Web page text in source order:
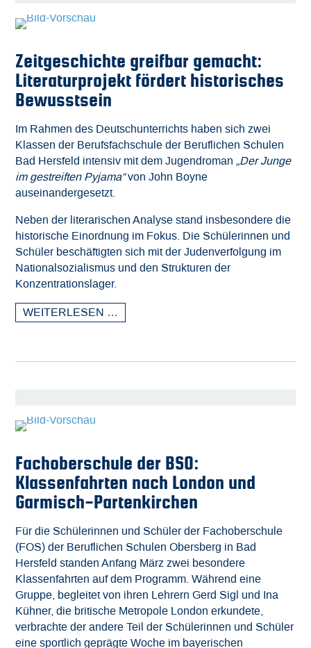
Zeitgeschichte greifbar gemacht:
Literaturprojekt fördert historisches
Bewusstsein
Im Rahmen des Deutschunterrichts haben sich zwei
Klassen der Berufsfachschule der Beruflichen Schulen
Bad Hersfeld intensiv mit dem Jugendroman„Der Junge
im gestreiften Pyjama“von John Boyne
auseinandergesetzt.
Neben der literarischen Analyse stand insbesondere die
historische Einordnung im Fokus. Die Schülerinnen und
Schüler beschäftigten sich mit der Judenverfolgung im
Nationalsozialismus und den Strukturen der
Konzentrationslager.
WEITERLESEN …
Fachoberschule der BSO:
Klassenfahrten nach London und
Garmisch-Partenkirchen
Für die Schülerinnen und Schüler der Fachoberschule
(FOS) der Beruflichen Schulen Obersberg in Bad
Hersfeld standen Anfang März zwei besondere
Klassenfahrten auf dem Programm. Während eine
Gruppe, begleitet von ihren Lehrern Gerd Sigl und Ina
Kühner, die britische Metropole London erkundete,
verbrachte der andere Teil der Schülerinnen und Schüler
eine sportlich geprägte Woche im bayerischen